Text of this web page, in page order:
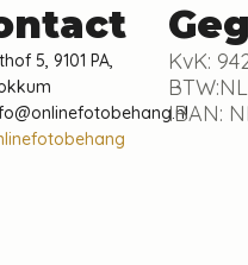
5, 9101 PA,
KvK:
IBAN: